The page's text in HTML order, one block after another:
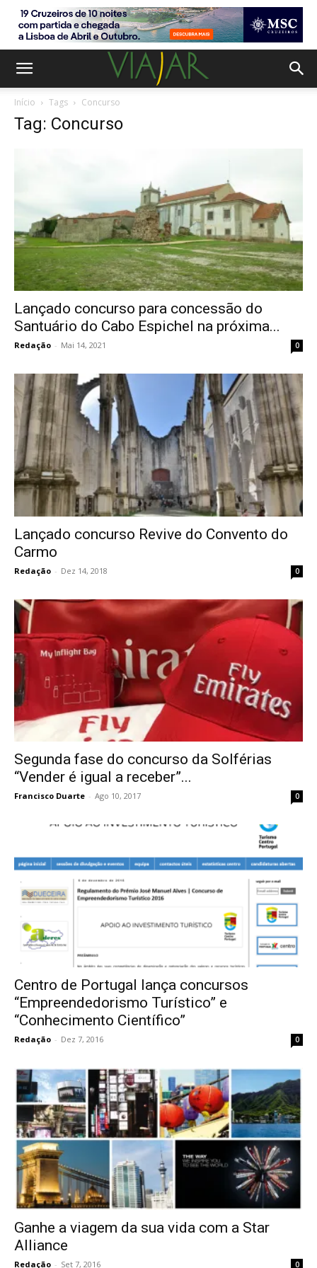
Início Tags Concurso
Tag: Concurso
Lançado concurso para concessão do
Santuário do Cabo Espichel na próxima...
Redação - Mai 14, 2021 0
Lançado concurso Revive do Convento do
Carmo
Redação - Dez 14, 2018 0
Segunda fase do concurso da Solférias
“Vender é igual a receber”...
Francisco Duarte - Ago 10, 2017 0
Centro de Portugal lança concursos
“Empreendedorismo Turístico” e
“Conhecimento Científico”
Redação - Dez 7, 2016 0
Ganhe a viagem da sua vida com a Star
Alliance
Redação - Set 7, 2016 0